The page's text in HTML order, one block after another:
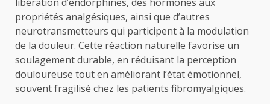
propriétés analgésiques, ainsi que d’autres
neurotransmetteurs qui participent à la modulation
de la douleur. Cette réaction naturelle favorise un
soulagement durable, en réduisant la perception
douloureuse tout en améliorant l’état émotionnel,
souvent fragilisé chez les patients fibromyalgiques.